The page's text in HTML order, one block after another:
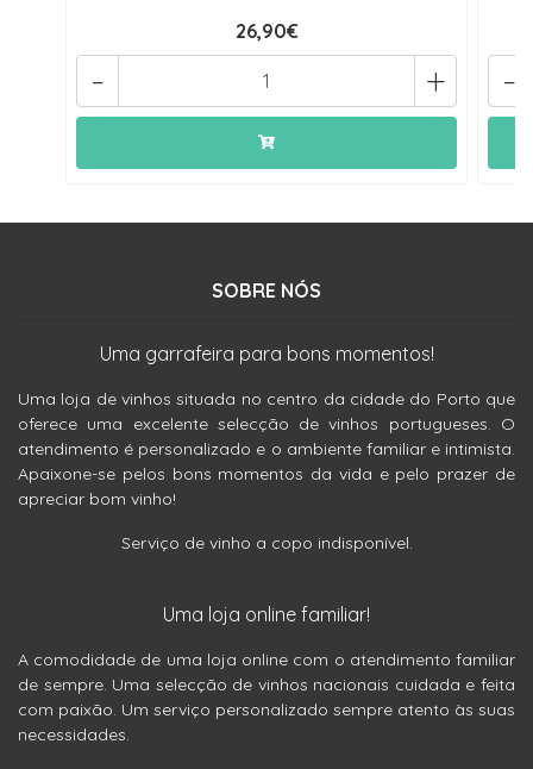
26,90€
+
- -
SOBRE NÓS
Uma garrafeira para bons momentos!
Uma loja de vinhos situada no centro da cidade do Porto que
oferece uma excelente selecção de vinhos portugueses. O
atendimento é personalizado e o ambiente familiar e intimista.
Apaixone-se pelos bons momentos da vida e pelo prazer de
apreciar bom vinho!
Serviço de vinho a copo indisponível.
Uma loja online familiar!
A comodidade de uma loja online com o atendimento familiar
de sempre. Uma selecção de vinhos nacionais cuidada e feita
com paixão. Um serviço personalizado sempre atento às suas
necessidades.